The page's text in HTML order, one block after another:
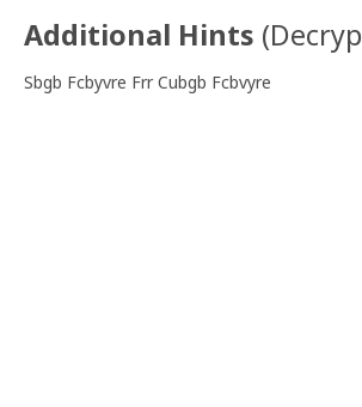
Additional Hints (
Sbgb Fcbyvre Frr Cubgb Fcbvyre